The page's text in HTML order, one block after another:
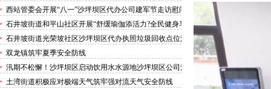
身边”沙坪坝区代办执照活动
西站管委会开展“八一”沙坪坝区代办公司建军节走访慰问
活动
石井坡街道和平山社区开展“舒缓瑜伽添活力?全民健身享
安康”沙坪坝区代办分公司培训活动
石井坡街道光荣坡社区沙坪坝区代办执照垃圾回收点位消
防安全专项检查宣传
双龙镇筑牢夏季安全防线
汛期不松懈！沙坪坝区启动饮用水水源地沙坪坝区公司注
销专项排查，守牢群众“水缸子”
土湾街道积极应对极端天气筑牢强对流天气安全防线